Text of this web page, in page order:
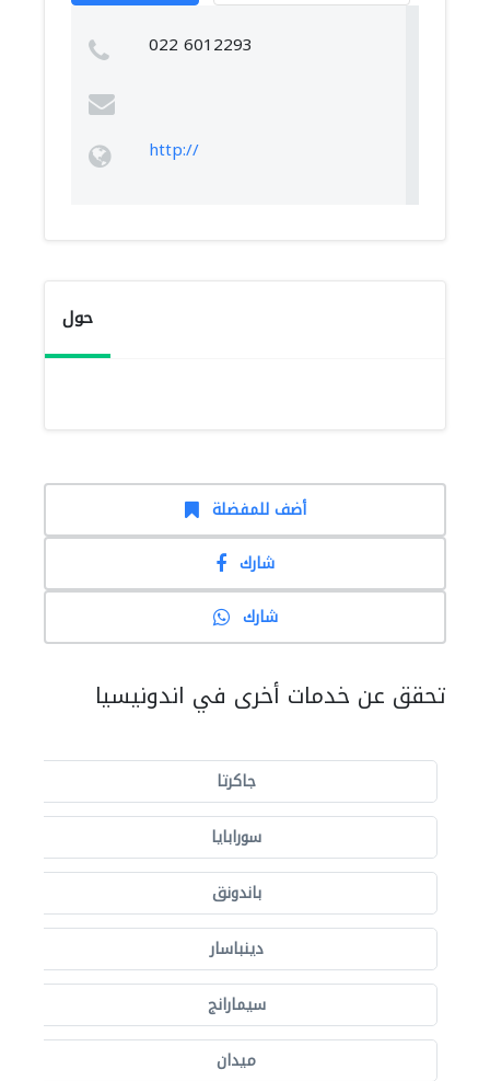
022 6012293
http://
حول
أضف للمفضلة
شارك
شارك
تحقق عن خدمات أخرى في اندونيسيا
جاكرتا
سورابايا
باندونق
دينباسار
سيمارانج
ميدان